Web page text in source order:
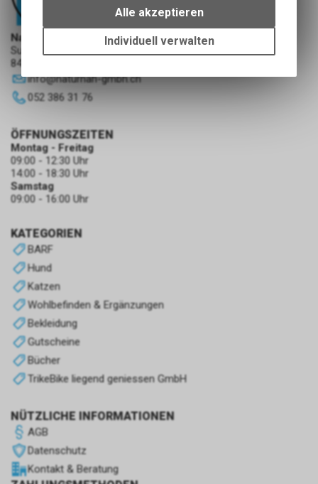
NaturNah GmbH
Sunnehofstrasse 7
8493 Saland
info@naturnah-gmbh.ch
052 386 31 76
KATEGORIEN
BARF
Hund
Katzen
Wohlbefinden & Ergänzungen
Bekleidung
Gutscheine
Bücher
TrikeBike liegend geniessen GmbH
NÜTZLICHE INFORMATIONEN
AGB
Datenschutz
Kontakt & Beratung
ÖFFNUNGSZEITEN
Montag - Freitag
09:00 - 12:30 Uhr
14:00 - 18:30 Uhr
Samstag
09:00 - 16:00 Uhr
bestimmte Interaktionen und
Einstellungen auf Ihrem Gerät,
um die grundlegenden
Funktionen unseres Online-
des Warenkorbs, zu
Alle akzeptieren
Individuell verwalten